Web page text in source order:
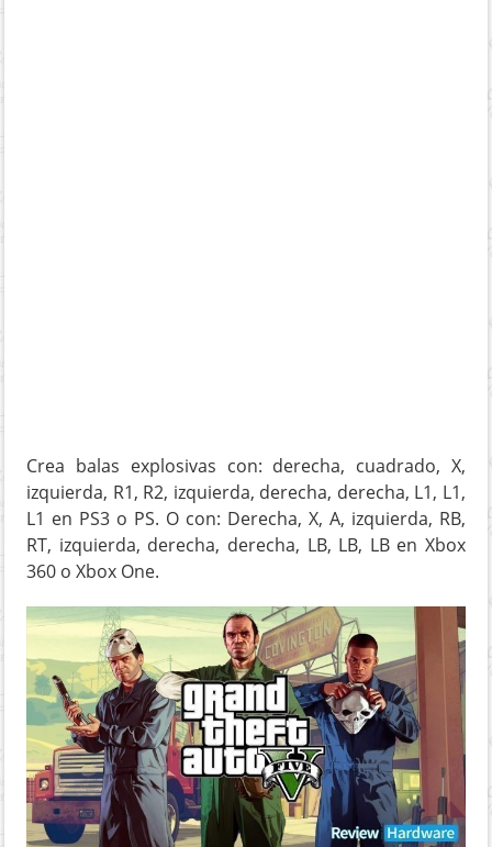
Crea balas explosivas con: derecha, cuadrado, X,
izquierda, R1, R2, izquierda, derecha, derecha, L1, L1,
L1 en PS3 o PS. O con: Derecha, X, A, izquierda, RB,
RT, izquierda, derecha, derecha, LB, LB, LB en Xbox
360 o Xbox One.